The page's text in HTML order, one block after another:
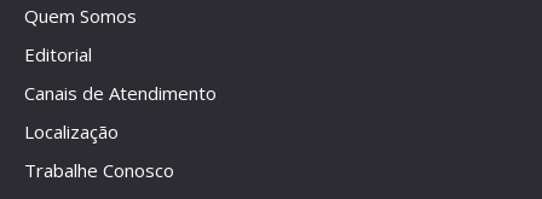
Quem Somos
Editorial
Canais de Atendimento
Localização
Trabalhe Conosco